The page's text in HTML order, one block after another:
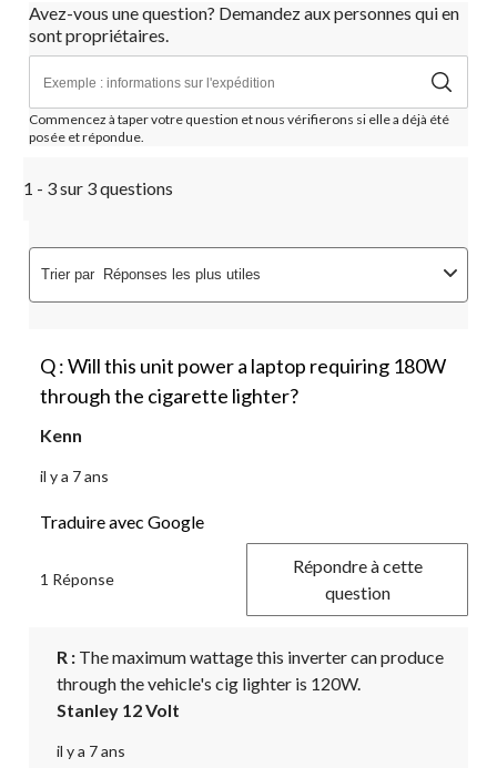
Avez-vous une question? Demandez aux personnes qui en
sont propriétaires.
Commencez à taper votre question et nous vérifierons si elle a déjà été
posée et répondue.
1 - 3 sur 3 questions
Trier par Réponses les plus utiles
Q : Will this unit power a laptop requiring 180W
through the cigarette lighter?
Kenn
il y a 7 ans
Traduire avec Google
1 Réponse
Répondre à cette
question
R : The maximum wattage this inverter can produce
through the vehicle's cig lighter is 120W.
Stanley 12 Volt
il y a 7 ans